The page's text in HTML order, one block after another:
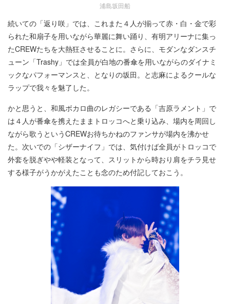
浦島坂田船
続いての「返り咲」では、これまた４人が揃って赤・白・金で彩
られた和扇子を用いながら華麗に舞い踊り、有明アリーナに集っ
たCREWたちを大熱狂させることに。さらに、モダンなダンスチ
ューン「Trashy」では全員が白地の番傘を用いながらのダイナミ
ックなパフォーマンスと、となりの坂田。と志麻によるクールな
ラップで我々を魅了した。
かと思うと、和風ボカロ曲のレガシーである「吉原ラメント」で
は４人が番傘を携えたままトロッコへと乗り込み、場内を周回し
ながら歌うというCREWお待ちかねのファンサが場内を沸かせ
た。次いでの「シザーナイフ」では、気付けば全員がトロッコで
外套を脱ぎやや軽装となって、スリットから時おり肩をチラ見せ
する様子がうかがえたことも念のため付記しておこう。